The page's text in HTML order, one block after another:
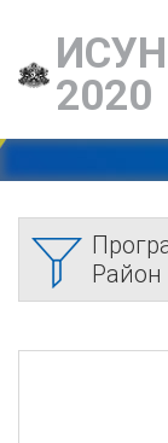
ИСУН
2020
Район